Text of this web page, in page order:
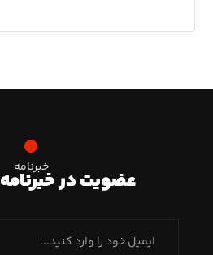
خبرنامه
عضویت در خبرنامه